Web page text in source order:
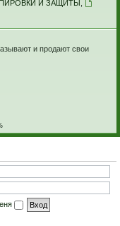
И ЗАЩИТЫ
и продают свои